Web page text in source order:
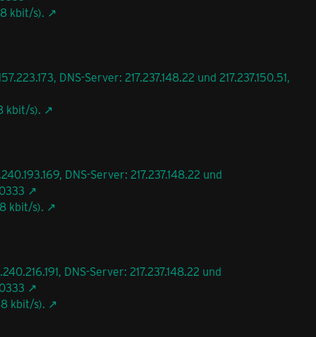
kbit/s).
DNS-Server: 217.237.148.22 und 217.237.150.51,
kbit/s).
DNS-Server: 217.237.148.22 und
kbit/s).
DNS-Server: 217.237.148.22 und
kbit/s).